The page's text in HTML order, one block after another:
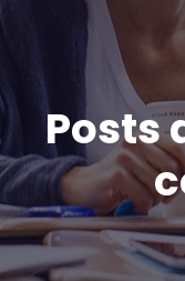
Posts